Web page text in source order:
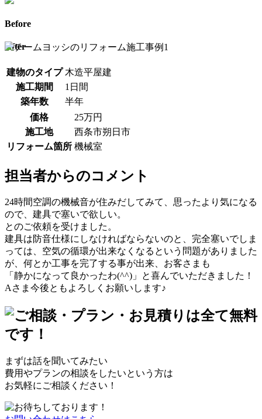
Before
After
建物のタイプ 木造平屋建
施工期間
1日間
築年数
半年
価格
25万円
施工地
西条市朔日市
リフォーム箇所 機械室
担当者からのコメント
24時間空調の機械音が住みだしてみて、思ったより気になる
ので、建具で塞いで欲しい。
とのご依頼を受けました。
建具は防音仕様にしなければならないのと、完全塞いでしま
っては、空気の循環が出来なくなるという問題がありました
が、何とか工事を完了する事が出来、お客さまも
「静かになって良かったわ(^^)」と喜んでいただきました！
Aさま今後ともよろしくお願いします♪
まずは話を聞いてみたい
費用やプランの相談をしたいという方は
お気軽にご相談ください！